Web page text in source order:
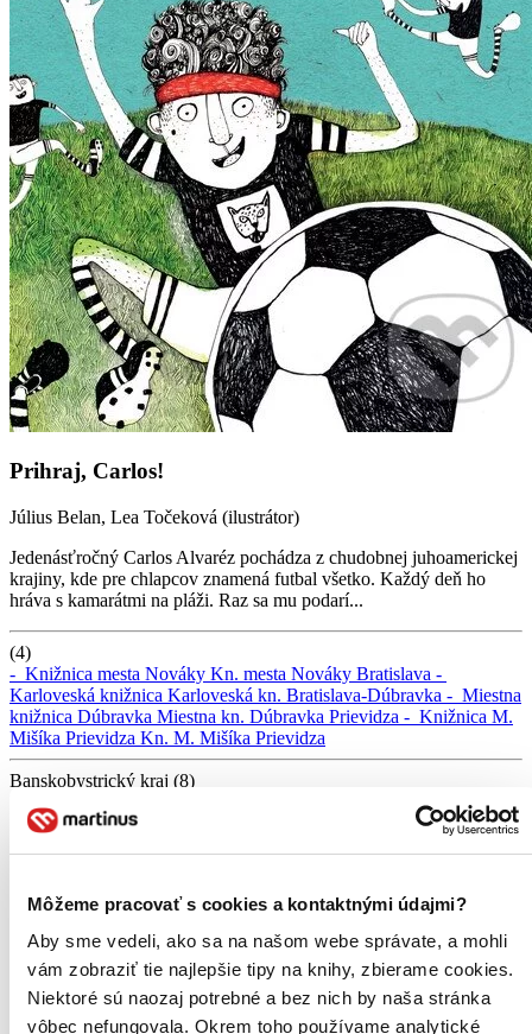
Môžeme pracovať s cookies a kontaktnými údajmi?
Aby sme vedeli, ako sa na našom webe správate, a mohli
vám zobraziť tie najlepšie tipy na knihy, zbierame cookies.
Niektoré sú naozaj potrebné a bez nich by naša stránka
vôbec nefungovala. Okrem toho používame analytické
Prihraj, Carlos!
Július Belan, Lea Točeková (ilustrátor)
Jedenásťročný Carlos Alvaréz pochádza z chudobnej juhoamerickej
krajiny, kde pre chlapcov znamená futbal všetko. Každý deň ho
hráva s kamarátmi na pláži. Raz sa mu podarí...
(4)
- Knižnica mesta Nováky Kn. mesta Nováky Bratislava -
Karloveská knižnica Karloveská kn. Bratislava-Dúbravka - Miestna
knižnica Dúbravka Miestna kn. Dúbravka Prievidza - Knižnica M.
Mišíka Prievidza Kn. M. Mišíka Prievidza
Banskobystrický kraj (8)
Verejná kn. M.
Kováča Dobroč - Halič -Obecná
Hontiansko-novohradská knižnica A.H. Škultétyho Hontiansko-
novohradská kn.
Zvolen - Krajská knižnica Ľ. Štúra Krajská kn.
Bratislavský kraj (16)
Bratislava -Knižnica Nové Mesto Kn. Nové Mesto Bratislava -
Knižnica Podunajské Biskupice
Kn. Podunajské Biskupice